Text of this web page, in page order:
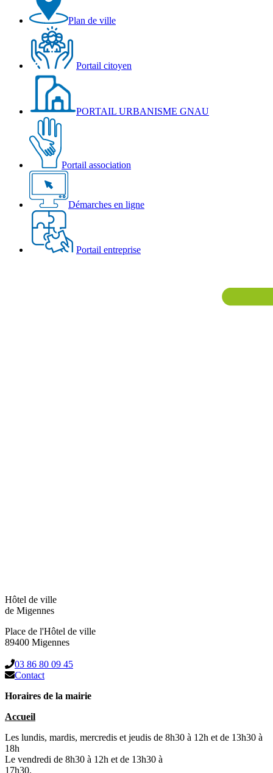
Plan de ville
Portail citoyen
PORTAIL URBANISME GNAU
Portail association
Démarches en ligne
Portail entreprise
Hôtel de ville
de Migennes
Place de l'Hôtel de ville
89400 Migennes
03 86 80 09 45
Contact
Horaires de la mairie
Accueil
Les lundis, mardis, mercredis et jeudis de 8h30 à 12h et de 13h30 à
18h
Le vendredi de 8h30 à 12h et de 13h30 à
17h30.